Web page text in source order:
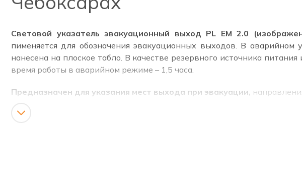
Световой указатель эвакуационный выход PL EM 2.0
пименяется для обозначения эвакуационных выходов. В
нанесена на плоское табло. В качестве резервного источника
время работы в аварийном режиме – 1,5 часа.
Предназначен для указания мест выхода при эвакуации,
Соответствует ГОСТ Р МЭК 60598-1, ГОСТ Р МЭК 60598-2-22.